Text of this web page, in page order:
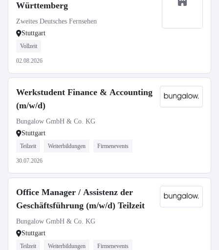
Württemberg
Zweites Deutsches Fernsehen
Stuttgart
Vollzeit
02.08.2026
Werkstudent Finance & Accounting
(m/w/d)
Bungalow GmbH & Co. KG
Stuttgart
Teilzeit Weiterbildungen Firmenevents
30.07.2026
Office Manager / Assistenz der
Geschäftsführung (m/w/d) Teilzeit
Bungalow GmbH & Co. KG
Stuttgart
Teilzeit Weiterbildungen Firmenevents